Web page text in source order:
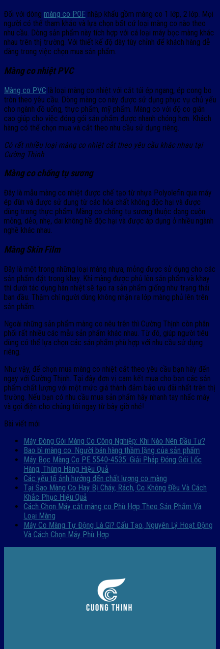
Đối với dòng màng co POF nhập khẩu gồm màng co 1 lớp, 2 lớp. Mọi
người có thể tham khảo và lựa chọn bất cứ loại màng co nào theo
nhu cầu. Dòng sản phẩm này tích hợp với cá loại máy bọc màng khác
nhau trên thị trường. Với thiết kế độ dày tùy chỉnh để khách hàng dễ
dàng trong việc chọn mua sản phẩm.
Màng co nhiệt PVC
Màng co PVC là loại màng co nhiệt với cắt túi ép ngang, ép cong bo
tròn theo yêu cầu. Dòng màng co này được sử dụng phục vụ chủ yếu
cho ngành đồ uống, thực phẩm, mỹ phẩm. Màng co với độ co giãn
cao giúp cho việc đóng gói sản phẩm được nhanh chóng hơn. Khách
hàng có thể chọn mua và cắt theo nhu cầu sử dụng riêng.
Có rất nhiều loại màng co nhiệt cắt theo yêu cầu khác nhau tại
Cường Thịnh
Màng co chống tụ sương
Đây là mẫu màng co nhiệt được chế tạo từ nhựa Polyolefin qua máy
ép đùn và được sử dụng từ các hóa chất không độc hại và được
dùng trong thực phẩm. Màng co chống tụ sương thuộc dạng cuộn
mỏng, dẻo, nhẹ, dai không hề độc hại và được áp dụng ở nhiều ngành
nghề khác nhau.
Màng Skin Film
Đây là một trong những loại màng nhựa, mỏng được sử dụng cho các
sản phẩm đặt trong khay. Khi màng được phủ lên sản phẩm và khay
thì dưới tác dụng hàn nhiệt sẽ tạo ra sản phẩm giống như trạng thái
ban đầu. Thậm chí người dùng không nhận ra lớp màng phủ lên trên
sản phẩm.
Ngoài những sản phẩm màng co nêu trên thì Cường Thịnh còn phân
phối rất nhiều các mẫu sản phẩm khác nhau. Từ đó, giúp người tiêu
dùng có thể lựa chọn các sản phẩm phù hợp với nhu cầu sử dụng
riêng.
Như vậy, để chọn mua màng co nhiệt cắt theo yêu cầu bạn hãy đến
ngay với Cường Thịnh. Tại đây đơn vị cam kết mua cho bạn các sản
phẩm chất lượng với một mức giá thành đảm bảo ưu đãi nhất trên thị
trường. Nếu bạn có nhu cầu mua sản phẩm hãy nhanh tay nhấc máy
và gọi điện cho chúng tôi ngay từ bây giờ nhé!
Bài viết mới
Máy Đóng Gói Màng Co Công Nghiệp: Khi Nào Nên Đầu Tư?
Bao bì màng co: Người bán hàng thầm lặng của sản phẩm
Máy Bọc Màng Co PE 5540-4535: Giải Pháp Đóng Gói Lốc
Hàng, Thùng Hàng Hiệu Quả
Các yếu tố ảnh hưởng đến chất lượng co màng
Tại Sao Màng Co Hay Bị Cháy, Rách, Co Không Đều Và Cách
Khắc Phục Hiệu Quả
Cách Chọn Máy cắt màng co Phù Hợp Theo Sản Phẩm Và
Loại Màng
Máy Co Màng Tự Động Là Gì? Cấu Tạo, Nguyên Lý Hoạt Động
Và Cách Chọn Máy Phù Hợp